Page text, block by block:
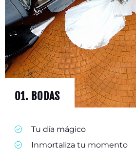
01. BODAS
Tu día mágico
Inmortaliza tu momento